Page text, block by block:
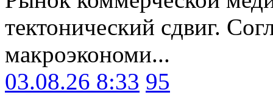
тектонический сдвиг.
макроэкономи...
03.08.26 8:33 95